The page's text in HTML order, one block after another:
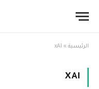
الرئيسية »
xAI
XAI